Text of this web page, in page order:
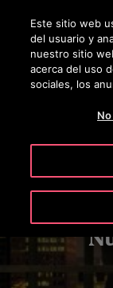
Pulse Intro para
Este sitio web
del usuario y
nuestro sitio
acerca del uso
sociales, los